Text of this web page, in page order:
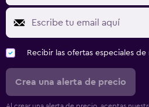
Recibir las ofertas especiales
Crea una alerta de precio